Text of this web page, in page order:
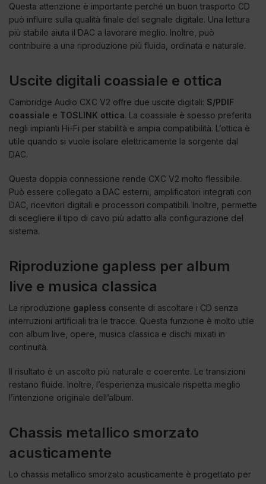
Questa attenzione è importante perché un buon trasporto CD
può influire sulla qualità finale del segnale digitale. Una lettura
più stabile aiuta il DAC a lavorare meglio. Inoltre, può
contribuire a una riproduzione più fluida, ordinata e naturale.
Uscite digitali coassiale e ottica
Cambridge Audio CXC V2 offre due uscite digitali: S/PDIF
coassiale e TOSLINK ottica. La coassiale è spesso preferita
negli impianti Hi-Fi per stabilità e ampia compatibilità. L’ottica è
utile quando si vuole isolare elettricamente la sorgente dal
DAC.
Questa doppia connessione rende CXC V2 molto flessibile.
Può essere collegato a DAC esterni, amplificatori integrati con
DAC, ricevitori digitali e processori compatibili. Inoltre, permette
di scegliere il tipo di cavo più adatto alla configurazione del
sistema.
Riproduzione gapless per album
live e musica classica
La riproduzione gapless consente di ascoltare i CD senza
interruzioni artificiali tra le tracce. Questa funzione è molto utile
con album live, opere, musica classica e dischi mixati in
continuità.
Il risultato è un ascolto più naturale e coerente. Le transizioni
restano fluide. Inoltre, l’esperienza musicale rispetta meglio
l’intenzione originale dell’album.
Chassis metallico smorzato
acusticamente
Lo chassis metallico smorzato acusticamente è progettato per